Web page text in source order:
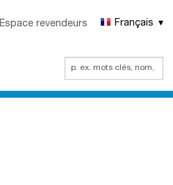
Espace revendeurs Français